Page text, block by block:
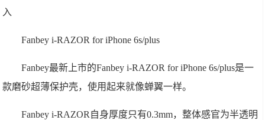
入
Fanbey i-RAZOR for iPhone 6s/plus
Fanbey最新上市的Fanbey i-RAZOR for iPhone 6s/plus是一
款磨砂超薄保护壳，使用起来就像蝉翼一样。
Fanbey i-RAZOR自身厚度只有0.3mm，整体感官为半透明